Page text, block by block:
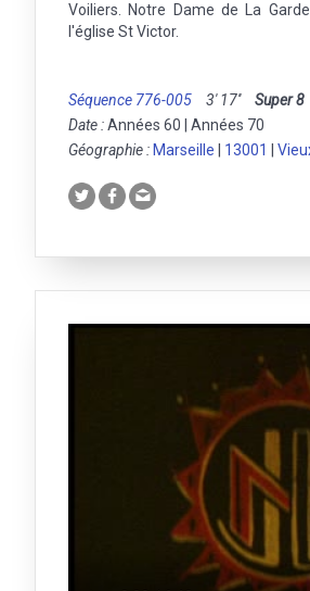
Voiliers. Notre Dame de La
l'église St Victor.
Séquence 776-005 3' 17'' Super 8
Date :Années 60 | Années 70
Géographie : Marseille 13001